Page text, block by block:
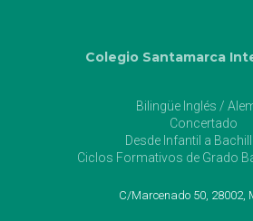
Colegio Santamarca
Bilingüe Inglés /
Concertado
Desde Infantil a
Ciclos Formativos de Grado
C/Marcenado 50, 28002,